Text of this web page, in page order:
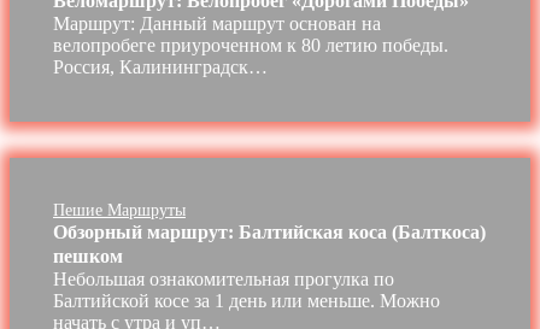
Маршрут: Данный маршрут основан на
велопробеге приуроченном к 80 летию победы.
Россия, Калининградск…
Пешие Маршруты
Обзорный маршрут: Балтийская коса (Балткоса)
пешком
Небольшая ознакомительная прогулка по
Балтийской косе за 1 день или меньше. Можно
начать с утра и уп…